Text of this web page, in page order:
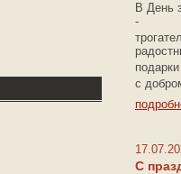
В День
-
подарки
с
С